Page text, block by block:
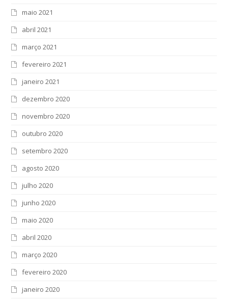
maio 2021
abril 2021
março 2021
fevereiro 2021
janeiro 2021
dezembro 2020
novembro 2020
outubro 2020
setembro 2020
agosto 2020
julho 2020
junho 2020
maio 2020
abril 2020
março 2020
fevereiro 2020
janeiro 2020